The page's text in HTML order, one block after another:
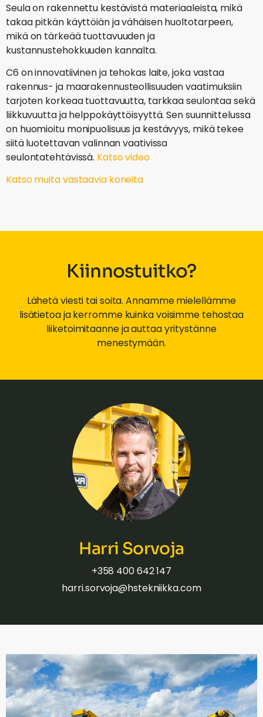
Seula on rakennettu kestävistä materiaaleista, mikä
takaa pitkän käyttöiän ja vähäisen huoltotarpeen,
mikä on tärkeää tuottavuuden ja
kustannustehokkuuden kannalta.
C6 on innovatiivinen ja tehokas laite, joka vastaa
rakennus- ja maarakennusteollisuuden vaatimuksiin
tarjoten korkeaa tuottavuutta, tarkkaa seulontaa sekä
liikkuvuutta ja helppokäyttöisyyttä. Sen suunnittelussa
on huomioitu monipuolisuus ja kestävyys, mikä tekee
siitä luotettavan valinnan vaativissa
seulontatehtävissä. Katso video
Katso muita vastaavia koneita
Kiinnostuitko?
Lähetä viesti tai soita. Annamme mielellämme
lisätietoa ja kerromme kuinka voisimme tehostaa
liiketoimitaanne ja auttaa yritystänne
menestymään.
Harri Sorvoja
+358 400 642 147
harri.sorvoja@hstekniikka.com